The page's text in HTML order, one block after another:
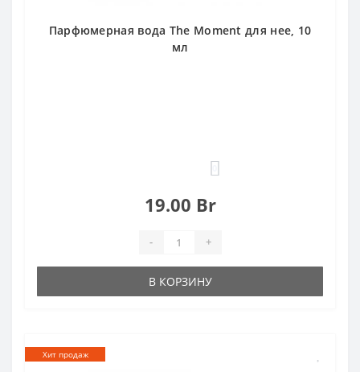
Парфюмерная вода The Moment для нее, 10
мл
19.00 Br
- +
В КОРЗИНУ
Хит продаж